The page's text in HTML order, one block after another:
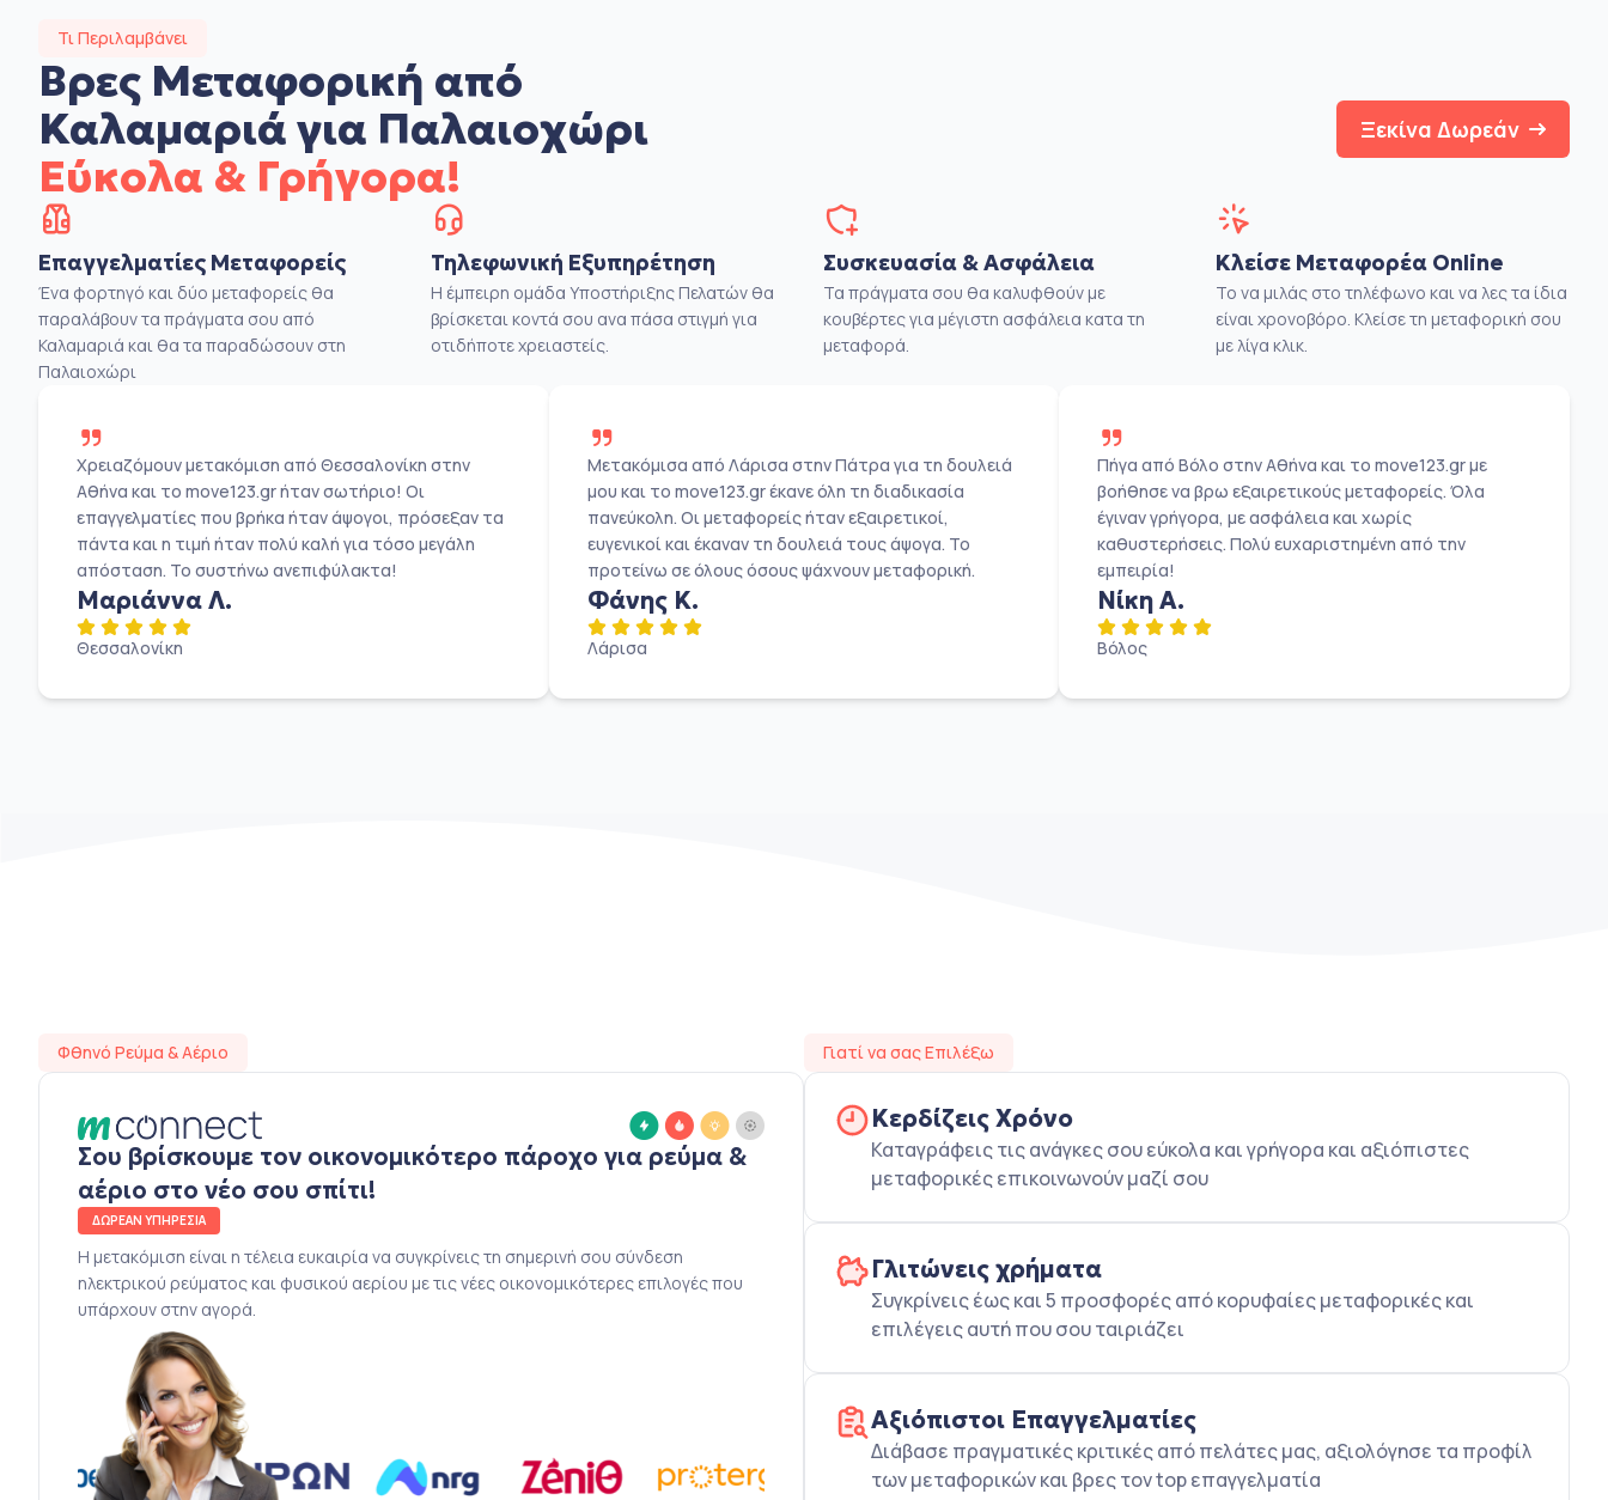
Τι Περιλαμβάνει
Βρες Μεταφορική από
Καλαμαριά για Παλαιοχώρι
Εύκολα & Γρήγορα!
Ξεκίνα Δωρεάν
Επαγγελματίες Μεταφορείς
Ένα φορτηγό και δύο μεταφορείς θα
παραλάβουν τα πράγματα σου από
Καλαμαριά και θα τα παραδώσουν στη
Παλαιοχώρι
Τηλεφωνική Εξυπηρέτηση
Η έμπειρη ομάδα Υποστήριξης Πελατών θα
βρίσκεται κοντά σου ανα πάσα στιγμή για
οτιδήποτε χρειαστείς.
Συσκευασία & Ασφάλεια
Τα πράγματα σου θα καλυφθούν με
κουβέρτες για μέγιστη ασφάλεια κατα τη
μεταφορά.
Κλείσε Μεταφορέα Online
Το να μιλάς στο τηλέφωνο και να λες τα ίδια
είναι χρονοβόρο. Κλείσε τη μεταφορική σου
με λίγα κλικ.
Χρειαζόμουν μετακόμιση από Θεσσαλονίκη στην
Αθήνα και το move123.gr ήταν σωτήριο! Οι
επαγγελματίες που βρήκα ήταν άψογοι, πρόσεξαν τα
πάντα και η τιμή ήταν πολύ καλή για τόσο μεγάλη
απόσταση. Το συστήνω ανεπιφύλακτα!
Μαριάννα Λ.
Θεσσαλονίκη
Μετακόμισα από Λάρισα στην Πάτρα για τη δουλειά
μου και το move123.gr έκανε όλη τη διαδικασία
πανεύκολη. Οι μεταφορείς ήταν εξαιρετικοί,
ευγενικοί και έκαναν τη δουλειά τους άψογα. Το
προτείνω σε όλους όσους ψάχνουν μεταφορική.
Φάνης Κ.
Λάρισα
Πήγα από Βόλο στην Αθήνα και το move123.gr με
βοήθησε να βρω εξαιρετικούς μεταφορείς. Όλα
έγιναν γρήγορα, με ασφάλεια και χωρίς
καθυστερήσεις. Πολύ ευχαριστημένη από την
εμπειρία!
Νίκη Α.
Βόλος
Φθηνό Ρεύμα & Αέριο
Σου βρίσκουμε τον οικονομικότερο πάροχο για ρεύμα &
αέριο στο νέο σου σπίτι!
ΔΩΡΕΑΝ ΥΠΗΡΕΣΙΑ
Η μετακόμιση είναι η τέλεια ευκαιρία να συγκρίνεις τη σημερινή σου σύνδεση
ηλεκτρικού ρεύματος και φυσικού αερίου με τις νέες οικονομικότερες επιλογές που
υπάρχουν στην αγορά.
Γιατί να σας Επιλέξω
Κερδίζεις Χρόνο
Καταγράφεις τις ανάγκες σου εύκολα και γρήγορα και αξιόπιστες
μεταφορικές επικοινωνούν μαζί σου
Γλιτώνεις χρήματα
Συγκρίνεις έως και 5 προσφορές από κορυφαίες μεταφορικές και
επιλέγεις αυτή που σου ταιριάζει
Αξιόπιστοι Επαγγελματίες
Διάβασε πραγματικές κριτικές από πελάτες μας, αξιολόγησε τα προφίλ
των μεταφορικών και βρες τον top επαγγελματία